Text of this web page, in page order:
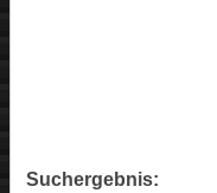
Suchergebnis: